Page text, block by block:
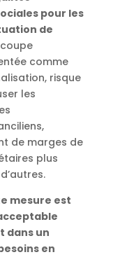
pour les
de
comme
risque
les
de marges de
plus
mesure est
dans un
en